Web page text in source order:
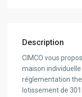
Description
CIMCO vous
maison
réglementation
lotissement de 301